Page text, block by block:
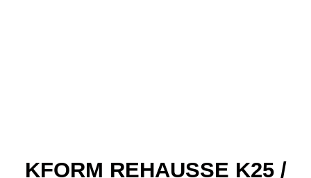
KFORM REHAUSSE K25 /